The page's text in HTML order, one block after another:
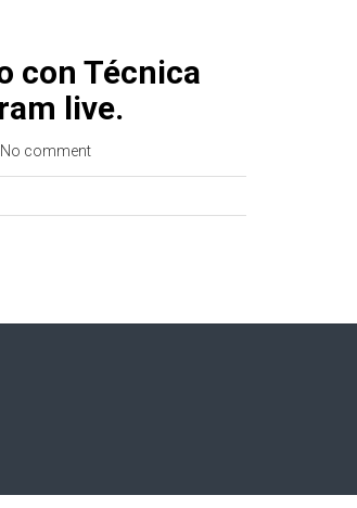
con Técnica
live.
No comment